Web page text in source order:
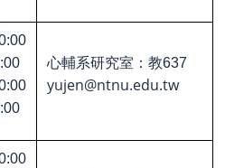
心輔系研究室：教637
yujen@ntnu.edu.tw